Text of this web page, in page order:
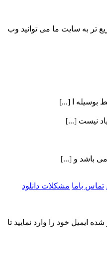
تر به سایت ما می توانید وب
بوسیله ا [...]
باشد و [...]
تماس باما مشکلات دانلود
ایمیل خود را وارد نمایید تا